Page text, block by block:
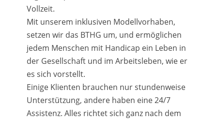
Vollzeit.
Mit unserem inklusiven Modellvorhaben,
setzen wir das BTHG um, und ermöglichen
jedem Menschen mit Handicap ein Leben in
der Gesellschaft und im Arbeitsleben, wie er
es sich vorstellt.
Einige Klienten brauchen nur stundenweise
Unterstützung, andere haben eine 24/7
Assistenz. Alles richtet sich ganz nach dem